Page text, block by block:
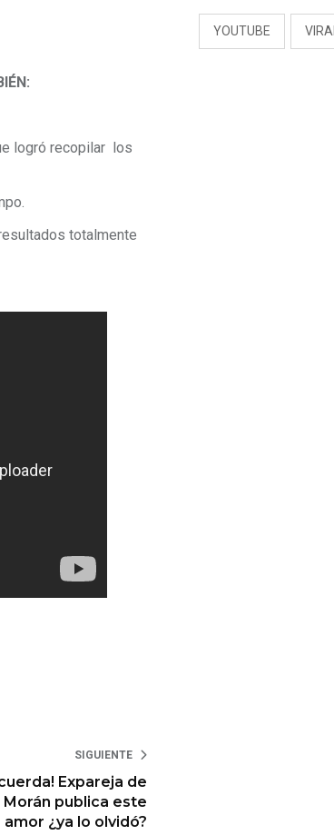
logró recopilar los
totalmente
SIGUIENTE
Expareja de
Morán publica este
¿ya lo olvidó?
YOUTUBE VIRAL